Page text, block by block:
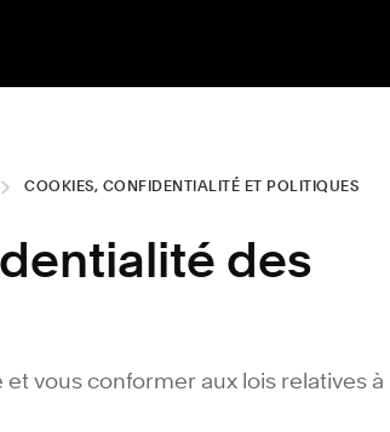
COOKIES, CONFIDENTIALITÉ ET POLITIQUES
des
vous conformer aux lois relatives à